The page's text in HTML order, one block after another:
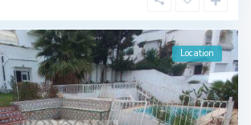
Location